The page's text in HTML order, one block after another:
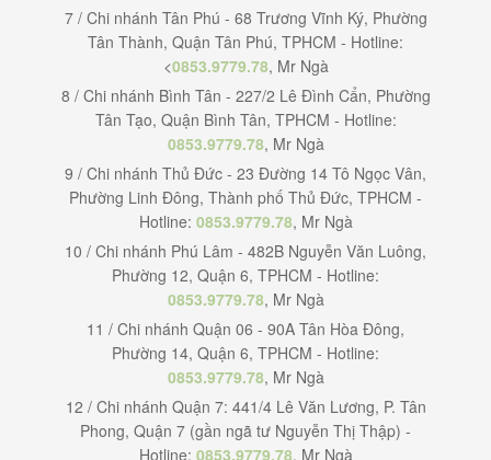
7 / Chi nhánh Tân Phú - 68 Trương Vĩnh Ký, Phường
Tân Thành, Quận Tân Phú, TPHCM - Hotline:
<0853.9779.78, Mr Ngà
8 / Chi nhánh Bình Tân - 227/2 Lê Đình Cẩn, Phường
Tân Tạo, Quận Bình Tân, TPHCM - Hotline:
0853.9779.78, Mr Ngà
9 / Chi nhánh Thủ Đức - 23 Đường 14 Tô Ngọc Vân,
Phường Linh Đông, Thành phố Thủ Đức, TPHCM -
Hotline: 0853.9779.78, Mr Ngà
10 / Chi nhánh Phú Lâm - 482B Nguyễn Văn Luông,
Phường 12, Quận 6, TPHCM - Hotline:
0853.9779.78, Mr Ngà
11 / Chi nhánh Quận 06 - 90A Tân Hòa Đông,
Phường 14, Quận 6, TPHCM - Hotline:
0853.9779.78, Mr Ngà
12 / Chi nhánh Quận 7: 441/4 Lê Văn Lương, P. Tân
Phong, Quận 7 (gần ngã tư Nguyễn Thị Thập) -
Hotline: 0853.9779.78, Mr Ngà